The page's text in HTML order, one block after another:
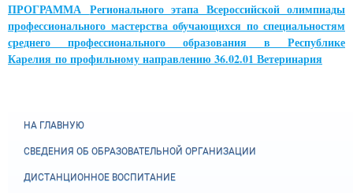
ПРОГРАММА Регионального этапа Всероссийской олимпиады
профессионального мастерства обучающихся по специальностям
среднего профессионального образования в Республике
Карелия по профильному направлению 36.02.01 Ветеринария
НА ГЛАВНУЮ
СВЕДЕНИЯ ОБ ОБРАЗОВАТЕЛЬНОЙ ОРГАНИЗАЦИИ
ДИСТАНЦИОННОЕ ВОСПИТАНИЕ